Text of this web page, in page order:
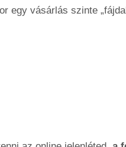
vásárlás szinte